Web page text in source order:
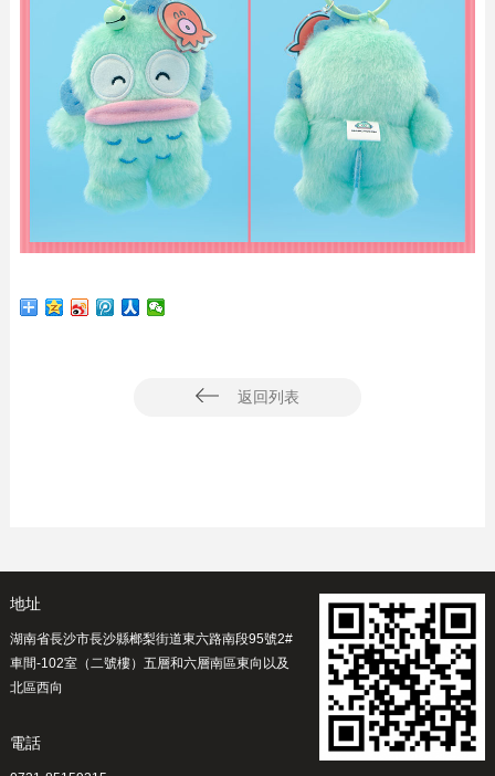
返回列表
地址
湖南省長沙市長沙縣榔梨街道東六路南段95號2#
車間-102室（二號樓）五層和六層南區東向以及
北區西向
電話